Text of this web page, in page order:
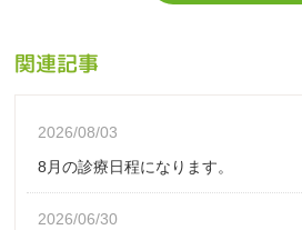
関連記事
2026/08/03
8月の診療日程になります。
2026/06/30